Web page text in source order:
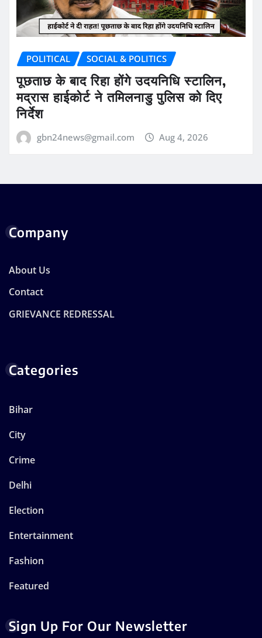
POLITICAL SOCIAL & POLITICS
पूछताछ के बाद रिहा होंगे उदयनिधि स्टालिन,
मद्रास हाईकोर्ट ने तमिलनाडु पुलिस को दिए
निर्देश
gbn24news@gmail.com Aug 4, 2026
Company
About Us
Contact
GRIEVANCE REDRESSAL
Categories
Bihar
City
Crime
Delhi
Election
Entertainment
Fashion
Featured
Sign Up For Our Newsletter